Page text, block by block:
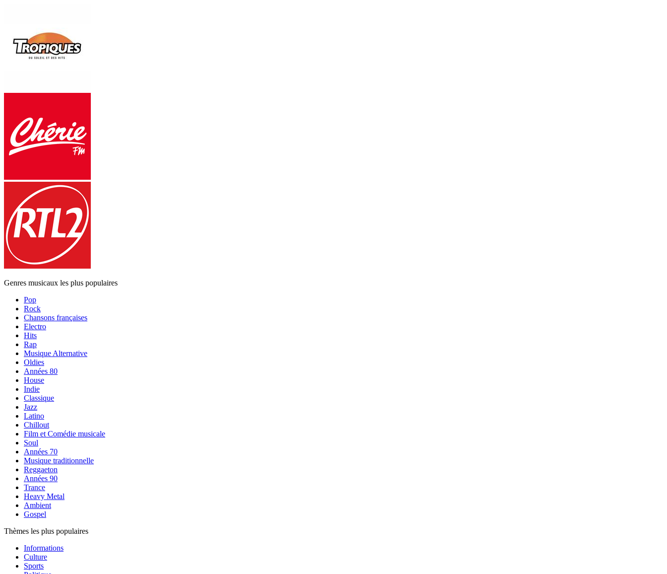
Genres musicaux les plus populaires
Pop
Rock
Chansons françaises
Electro
Hits
Rap
Musique Alternative
Oldies
Années 80
House
Indie
Classique
Jazz
Latino
Chillout
Film et Comédie musicale
Soul
Années 70
Musique traditionnelle
Reggaeton
Années 90
Trance
Heavy Metal
Ambient
Gospel
Thèmes les plus populaires
Informations
Culture
Sports